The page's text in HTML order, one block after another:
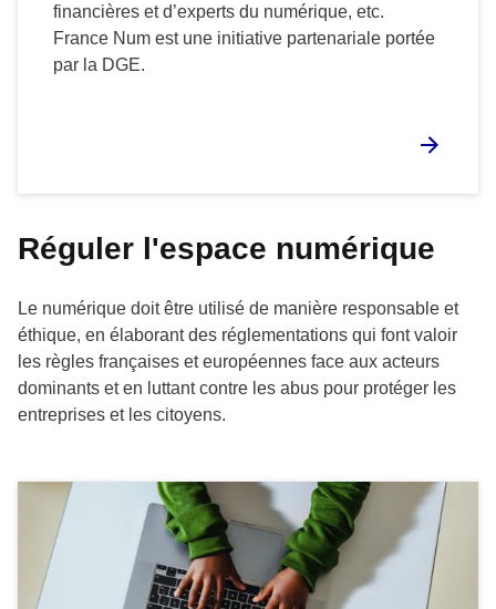
financières et d’experts du numérique, etc.
France Num est une initiative partenariale portée
par la DGE.
Réguler l'espace numérique
Le numérique doit être utilisé de manière responsable et
éthique, en élaborant des réglementations qui font valoir
les règles françaises et européennes face aux acteurs
dominants et en luttant contre les abus pour protéger les
entreprises et les citoyens.